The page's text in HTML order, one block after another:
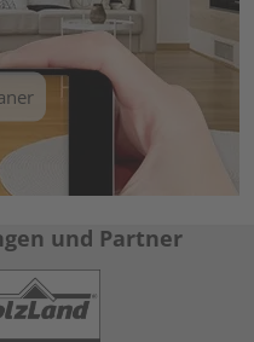
und Partner